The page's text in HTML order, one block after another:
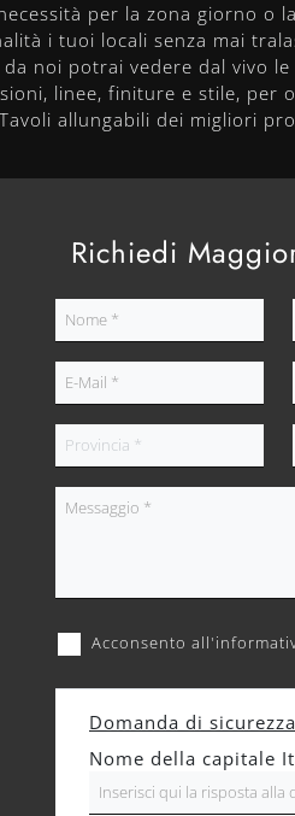
per la zona giorno o
i tuoi locali senza mai
noi potrai vedere dal vivo
linee, finiture e stile, per
allungabili dei migliori
Richiedi
Acconsento
Domanda di sicurezza
Nome della capitale